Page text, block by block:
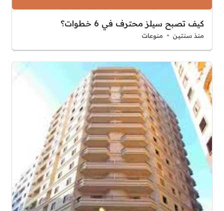
كيف تصبح سيلز محترف في 6 خطوات؟
منذ سنتين منوعات